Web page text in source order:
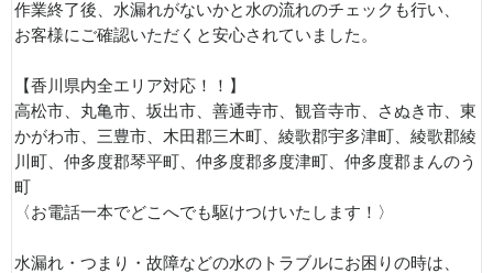
作業終了後、水漏れがないかと水の流れのチェックも行い、
お客様にご確認いただくと安心されていました。
【香川県内全エリア対応！！】
高松市、丸亀市、坂出市、善通寺市、観音寺市、さぬき市、東
かがわ市、三豊市、木田郡三木町、綾歌郡宇多津町、綾歌郡綾
川町、仲多度郡琴平町、仲多度郡多度津町、仲多度郡まんのう
町
〈お電話一本でどこへでも駆けつけいたします！〉
水漏れ・つまり・故障などの水のトラブルにお困りの時は、